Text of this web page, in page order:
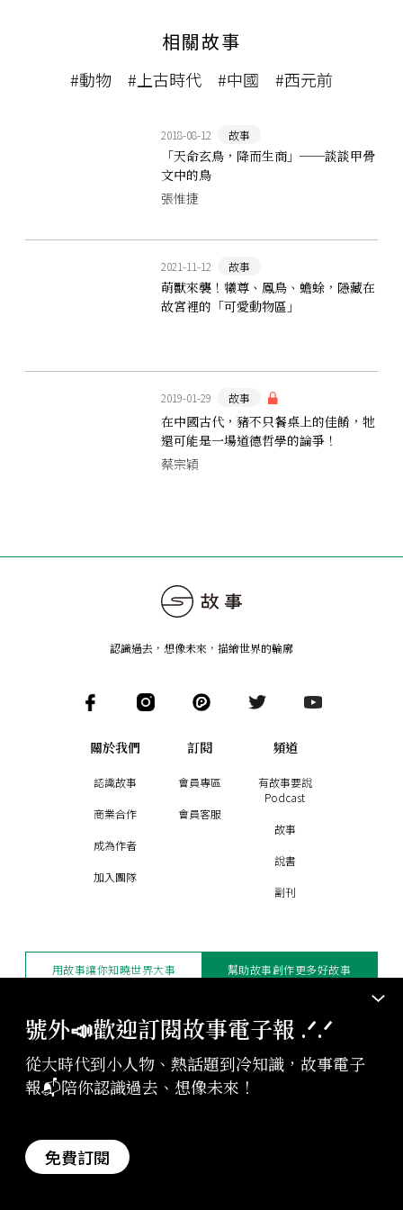
相關故事
#動物 #上古時代 #中國 #西元前
2018-08-12 故事
「天命玄鳥，降而生商」──談談甲骨
文中的鳥
張惟捷
2021-11-12 故事
萌獸來襲！犧尊、鳳鳥、蟾蜍，隱藏在
故宮裡的「可愛動物區」
2019-01-29 故事
在中國古代，豬不只餐桌上的佳餚，牠
還可能是一場道德哲學的論爭！
蔡宗穎
號外📣歡迎訂閱故事電子報 .ᐟ‪‪.ᐟ
從大時代到小人物、熱話題到冷知識，故事電子
報📬陪你認識過去、想像未來！
免費訂閱
認識過去，想像未來 ， 描繪世界的輪廓
關於我們
認識故事
商業合作
成為作者
加入團隊
訂閱
會員專區
會員客服
頻道
有故事要說
Podcast
故事
說書
副刊
版權聲明與轉載規範
授權與合作：contact@storystudio.tw
StoryStudio Inc. All Rights Reserved.
用故事讓你知曉世界大事 幫助故事創作更多好故事